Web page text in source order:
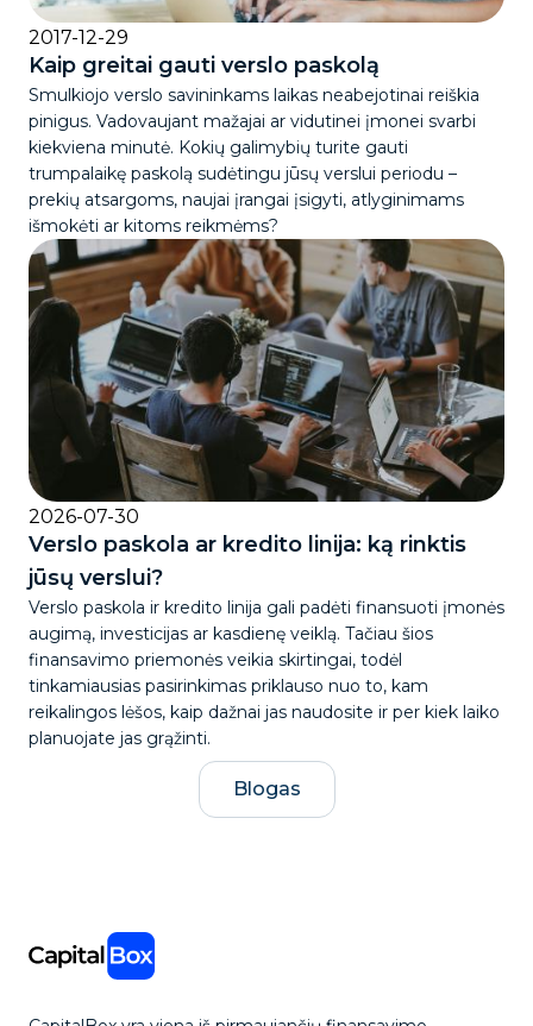
2017-12-29
Kaip greitai gauti verslo paskolą
Smulkiojo verslo savininkams laikas neabejotinai reiškia
pinigus. Vadovaujant mažajai ar vidutinei įmonei svarbi
kiekviena minutė. Kokių galimybių turite gauti
trumpalaikę paskolą sudėtingu jūsų verslui periodu –
prekių atsargoms, naujai įrangai įsigyti, atlyginimams
išmokėti ar kitoms reikmėms?
2026-07-30
Verslo paskola ar kredito linija: ką rinktis
jūsų verslui?
Verslo paskola ir kredito linija gali padėti finansuoti įmonės
augimą, investicijas ar kasdienę veiklą. Tačiau šios
finansavimo priemonės veikia skirtingai, todėl
tinkamiausias pasirinkimas priklauso nuo to, kam
reikalingos lėšos, kaip dažnai jas naudosite ir per kiek laiko
planuojate jas grąžinti.
Blogas